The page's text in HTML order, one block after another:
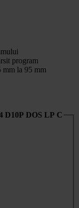
program
mm la 95 mm
D10P DOS LP C